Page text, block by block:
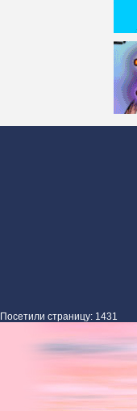
Посетили страницу: 1431